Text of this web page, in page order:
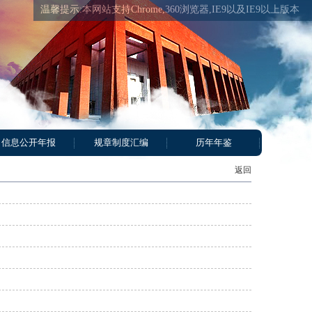
信息公开年报 规章制度汇编 历年年鉴
返回
温馨提示:本网站支持Chrome,360浏览器,IE9以及IE9以上版本